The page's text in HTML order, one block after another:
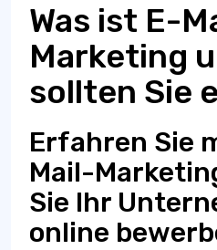
Was ist E-
Marketing
sollten Sie
Erfahren Sie
Mail-
Sie Ihr
online